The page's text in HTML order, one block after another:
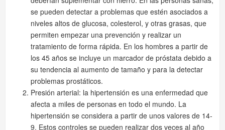
se pueden detectar a problemas que estén asociados a
niveles altos de glucosa, colesterol, y otras grasas, que
permiten empezar una prevención y realizar un
tratamiento de forma rápida. En los hombres a partir de
los 45 años se incluye un marcador de próstata debido a
su tendencia al aumento de tamaño y para la detectar
problemas prostáticos.
Presión arterial: la hipertensión es una enfermedad que
afecta a miles de personas en todo el mundo. La
hipertensión se considera a partir de unos valores de 14-
9. Estos controles se pueden realizar dos veces al año